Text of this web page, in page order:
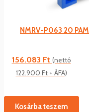
NMRV-P063 20
156.083 Ft (nettó
122.900 Ft+ ÁFA)
Kosárba teszem